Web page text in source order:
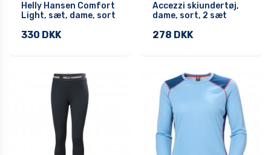
Helly Hansen Comfort
Light, sæt, dame, sort
330 DKK
Accezzi skiundertøj,
dame, sort, 2 sæt
278 DKK